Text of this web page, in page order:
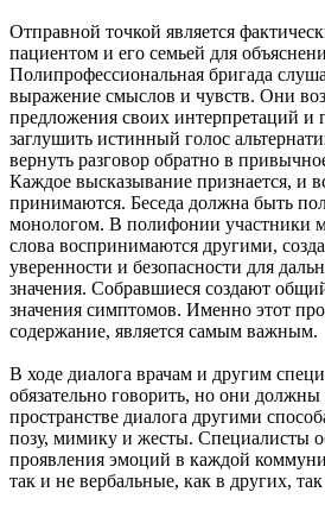
Отправной точкой является
пациентом и его семьей для
Полипрофессиональная бригада
выражение смыслов и чувств. Они
предложения своих интерпретаций и
заглушить истинный голос
вернуть разговор обратно в
Каждое высказывание признается, и
принимаются. Беседа должна быть
монологом. В полифонии участники
слова воспринимаются другими,
уверенности и безопасности для
значения. Собравшиеся создают
значения симптомов. Именно этот
содержание, является самым важным.
В ходе диалога врачам и другим
обязательно говорить, но они должны
пространстве диалога другими
позу, мимику и жесты. Специалисты
проявления эмоций в каждой
так и не вербальные, как в других,